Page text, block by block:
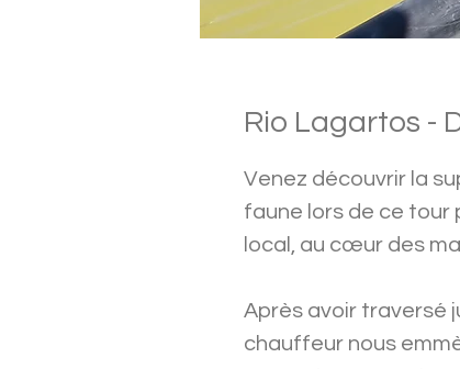
Rio Lagartos -
Venez découvrir la
faune lors de ce tour
local, au cœur des
Après avoir traversé
chauffeur nous